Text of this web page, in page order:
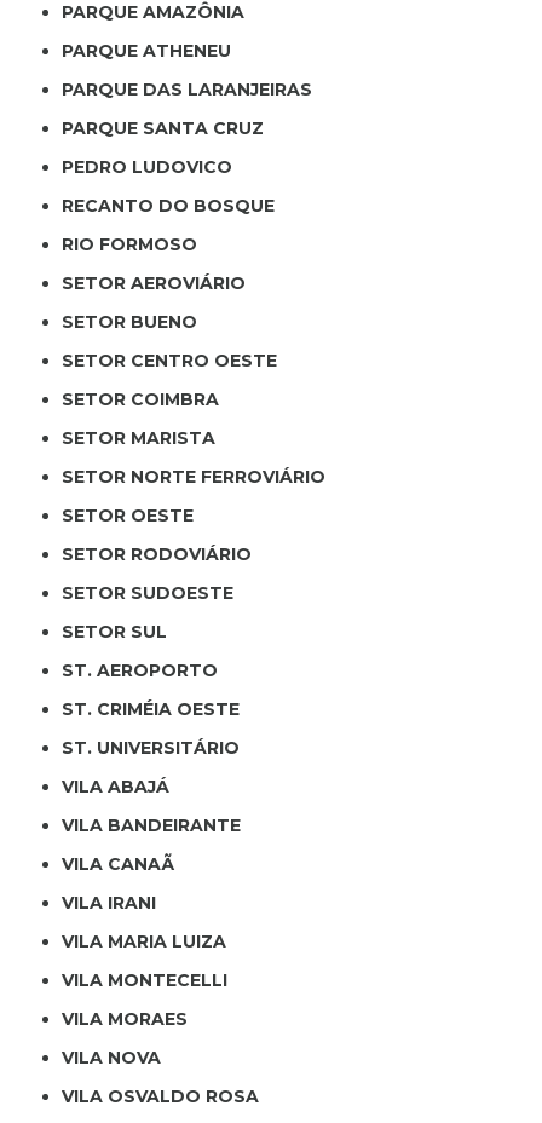
PARQUE AMAZÔNIA
PARQUE ATHENEU
PARQUE DAS LARANJEIRAS
PARQUE SANTA CRUZ
PEDRO LUDOVICO
RECANTO DO BOSQUE
RIO FORMOSO
SETOR AEROVIÁRIO
SETOR BUENO
SETOR CENTRO OESTE
SETOR COIMBRA
SETOR MARISTA
SETOR NORTE FERROVIÁRIO
SETOR OESTE
SETOR RODOVIÁRIO
SETOR SUDOESTE
SETOR SUL
ST. AEROPORTO
ST. CRIMÉIA OESTE
ST. UNIVERSITÁRIO
VILA ABAJÁ
VILA BANDEIRANTE
VILA CANAÃ
VILA IRANI
VILA MARIA LUIZA
VILA MONTECELLI
VILA MORAES
VILA NOVA
VILA OSVALDO ROSA